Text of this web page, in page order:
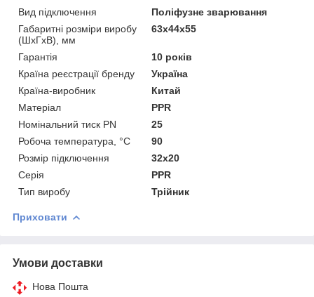
Вид підключення
Поліфузне зварювання
Габаритні розміри виробу
(ШхГхВ), мм
63х44х55
Гарантія
10 років
Країна реєстрації бренду
Україна
Країна-виробник
Китай
Матеріал
PPR
Номінальний тиск PN
25
Робоча температура, °C
90
Розмір підключення
32x20
Серія
PPR
Тип виробу
Трійник
Приховати
Умови доставки
Нова Пошта